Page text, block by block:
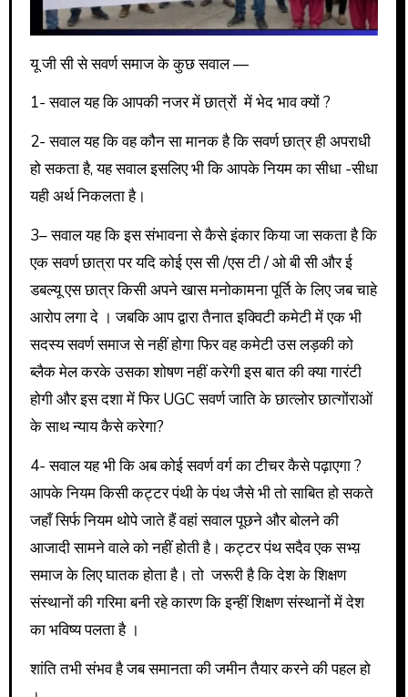
यू जी सी से सवर्ण समाज के कुछ सवाल —
1- सवाल यह कि आपकी नजर में छात्रों में भेद भाव क्यों ?
2- सवाल यह कि वह कौन सा मानक है कि सवर्ण छात्र ही अपराधी
हो सकता है, यह सवाल इसलिए भी कि आपके नियम का सीधा -सीधा
यही अर्थ निकलता है।
3– सवाल यह कि इस संभावना से कैसे इंकार किया जा सकता है कि
एक सवर्ण छात्रा पर यदि कोई एस सी /एस टी / ओ बी सी और ई
डबल्यू एस छात्र किसी अपने खास मनोकामना पूर्ति के लिए जब चाहे
आरोप लगा दे । जबकि आप द्वारा तैनात इक्विटी कमेटी में एक भी
सदस्य सवर्ण समाज से नहीं होगा फिर वह कमेटी उस लड़की को
ब्लैक मेल करके उसका शोषण नहीं करेगी इस बात की क्या गारंटी
होगी और इस दशा में फिर UGC सवर्ण जाति के छात्लोर छात्गोंराओं
के साथ न्याय कैसे करेगा?
4- सवाल यह भी कि अब कोई सवर्ण वर्ग का टीचर कैसे पढ़ाएगा ?
आपके नियम किसी कट्टर पंथी के पंथ जैसे भी तो साबित हो सकते
जहाँ सिर्फ नियम थोपे जाते हैं वहां सवाल पूछने और बोलने की
आजादी सामने वाले को नहीं होती है। कट्टर पंथ सदैव एक सभ्य़
समाज के लिए घातक होता है। तो जरूरी है कि देश के शिक्षण
संस्थानों की गरिमा बनी रहे कारण कि इन्हीं शिक्षण संस्थानों में देश
का भविष्य पलता है ।
शांति तभी संभव है जब समानता की जमीन तैयार करने की पहल हो